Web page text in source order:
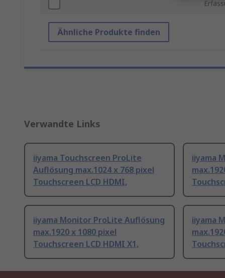
Ähnliche Produkte finden
Verwandte Links
iiyama Touchscreen ProLite
Auflösung max.1024 x 768 pixel
Touchscreen LCD HDMI,
iiyama
iiyama Monitor ProLite Auflösung
max.1920 x 1080 pixel
Touchscreen LCD HDMI X1,
iiyama